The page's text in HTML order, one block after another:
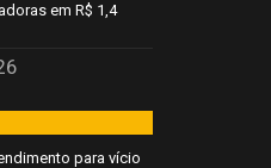
em R$ 1,4
para vício